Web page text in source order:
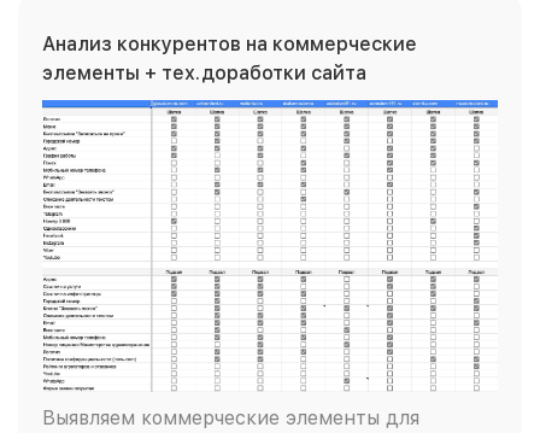
Анализ конкурентов на коммерческие
элементы + тех.доработки сайта
Выявляем коммерческие элементы для